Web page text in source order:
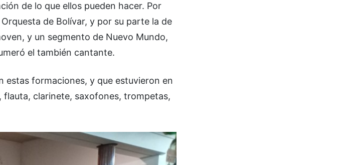
de lo que ellos pueden hacer. Por
de Bolívar, y por su parte la de
y un segmento de Nuevo Mundo,
el también cantante.
estas formaciones, y que estuvieron en
flauta, clarinete, saxofones, trompetas,